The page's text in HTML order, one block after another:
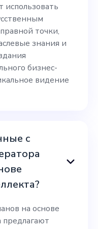
точки,
знания и
бизнес-
видение
с
на основе
предлагают